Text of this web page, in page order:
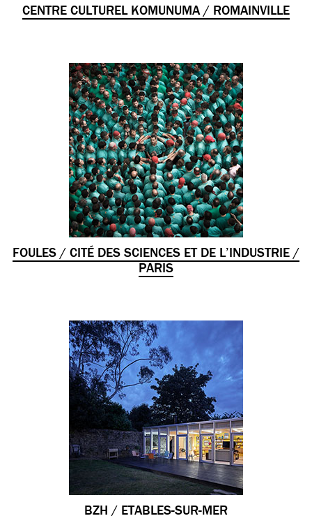
CENTRE CULTUREL KOMUNUMA / ROMAINVILLE
FOULES / CITÉ DES SCIENCES ET DE L’INDUSTRIE /
PARIS
BZH / ETABLES-SUR-MER